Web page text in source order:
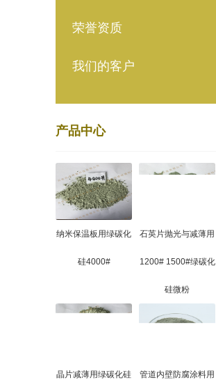
荣誉资质
我们的客户
产品中心
纳米保温板用绿碳化
硅4000#
石英片抛光与减薄用
1200# 1500#绿碳化
硅微粉
晶片减薄用绿碳化硅 管道内壁防腐涂料用